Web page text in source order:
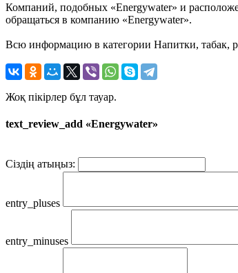
Компаний, подобных «Energywater» и
обращаться в компанию «Energywater».
Всю информацию в категории Напитки, табак,
Жоқ пікірлер бұл тауар.
text_review_add «Energywater»
Сіздің атыңыз:
entry_pluses
entry_minuses